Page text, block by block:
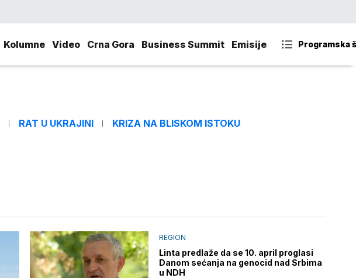
Kolumne Video Crna Gora Business Summit Emisije Programska
RAT U UKRAJINI KRIZA NA BLISKOM ISTOKU
REGION
Linta predlaže da se 10. april proglasi
Danom sećanja na genocid nad Srbima
u NDH